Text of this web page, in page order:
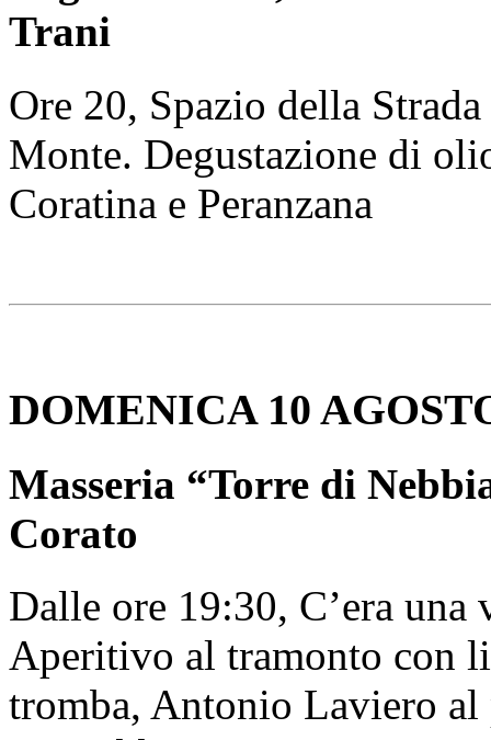
Trani
Ore 20, Spazio della
Monte. Degustazione di
Coratina e Peranzana
DOMENICA 10
Masseria “Torre di
Corato
Dalle ore 19:30, C’era
Aperitivo al tramonto con
tromba, Antonio Laviero